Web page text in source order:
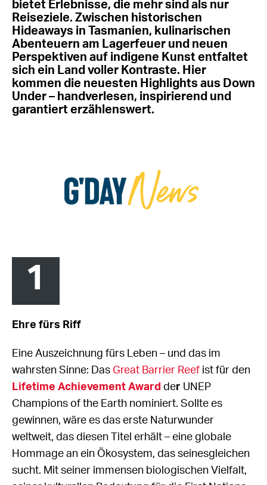
bietet Erlebnisse, die mehr sind als nur
Reiseziele. Zwischen historischen
Hideaways in Tasmanien, kulinarischen
Abenteuern am Lagerfeuer und neuen
Perspektiven auf indigene Kunst entfaltet
sich ein Land voller Kontraste. Hier
kommen die neuesten Highlights aus Down
Under – handverlesen, inspirierend und
garantiert erzählenswert.
1
Ehre fürs Riff
Eine Auszeichnung fürs Leben – und das im
wahrsten Sinne: Das Great Barrier Reef ist für den
Lifetime Achievement Award der UNEP
Champions of the Earth nominiert. Sollte es
gewinnen, wäre es das erste Naturwunder
weltweit, das diesen Titel erhält – eine globale
Hommage an ein Ökosystem, das seinesgleichen
sucht. Mit seiner immensen biologischen Vielfalt,